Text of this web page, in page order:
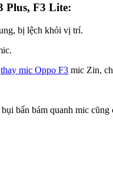
Plus, F3 Lite:
bị lệch khỏi vị trí.
thay mic Oppo F3 mic Zin,
bẩn bám quanh mic cũng